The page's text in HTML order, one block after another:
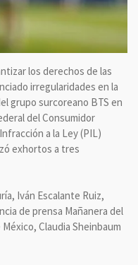
los derechos de las
irregularidades en la
grupo surcoreano BTS en
del Consumidor
a la Ley (PIL)
exhortos a tres
Iván Escalante Ruiz,
de prensa Mañanera del
Claudia Sheinbaum